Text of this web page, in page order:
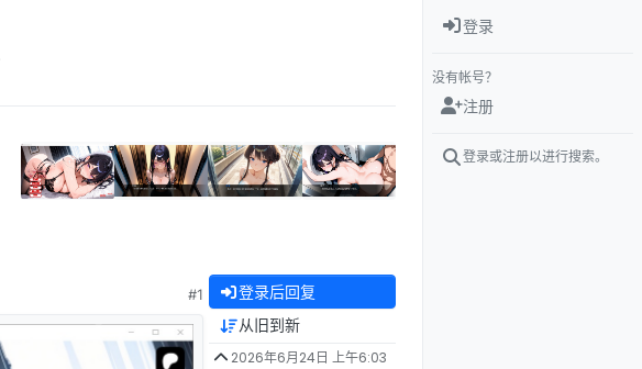
#1 登录后回复
从旧到新
2026年6月24日 上午6:03
登录
没有帐号？
注册
登录或注册以进行搜索。